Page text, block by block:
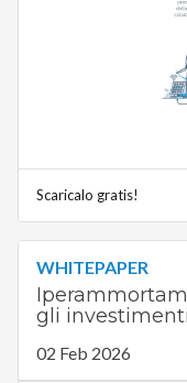
Scaricalo gratis!
WHITEPAPER
gli
02 Feb 2026